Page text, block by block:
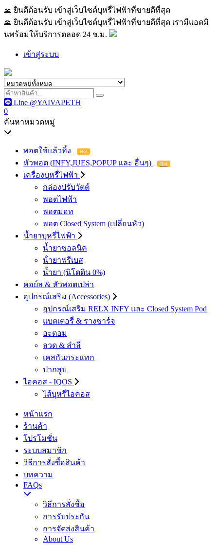
🙏 ยินดีต้อนรับ เข้าสู่เว็บไซต์บุหรี่ไฟฟ้าที่ขายดีที่สุด เรามีแอดมิน
🙏 ยินดีต้อนรับ เข้าสู่เว็บไซต์บุหรี่ไฟฟ้าที่ขายดีที่สุด เรามีแอดมิ
นพร้อมให้บริการตลอด 24 ช.ม.
เข้าสู่ระบบ
Line @YAIVAPETH
0
ค้นหาหมวดหมู่
พอตใช้แล้วทิ้ง Hot
หัวพอต (INFY,JUES,POPUP และ อื่นๆ) Hot
เครื่องบุหรี่ไฟฟ้า
กล่องปรับวัตต์
พอตไฟฟ้า
พอตมอท
พอต Closed System (เปลี่ยนหัว)
น้ำยาบุหรี่ไฟฟ้า
น้ำยาซอลนิค
น้ํายาฟรีเบส
น้ำยา (นิโตติน 0%)
คอย์ล & หัวพอตเปล่า
อุปกรณ์เสริม (Accessories)
อุปกรณ์เสริม RELX INFY และ Closed System Pod
แบตเตอรี่ & รางชาร์จ
อะตอม
ลวด ​& สำลี
เคสกันกระแทก
ปากสูบ
ไอคอส - IQOS
ไส้บุหรี่ไอคอส
หน้าแรก
ร้านค้า
โปรโมชั่น
ระบบสมาชิก
วิธีการสั่งซื้อสินค้า
บทความ
FAQs
วิธีการสั่งซื้อ
การรับประกัน
การจัดส่งสินค้า
About Us